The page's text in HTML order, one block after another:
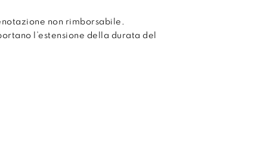
non rimborsabile.
l’estensione della durata del